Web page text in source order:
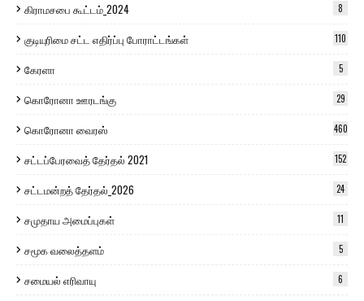
கிராமசபை கூட்டம்_2024 8
குடியுரிமை சட்ட எதிர்ப்பு போராட்டங்கள் 110
கேரளா 5
கொரோனா ஊரடங்கு 29
கொரோனா வைரஸ் 460
சட்டப்பேரவைத் தேர்தல் 2021 152
சட்டமன்றத் தேர்தல்_2026 24
சமுதாய அமைப்புகள் 11
சமூக வலைத்தளம் 5
சமையல் எரிவாயு 6